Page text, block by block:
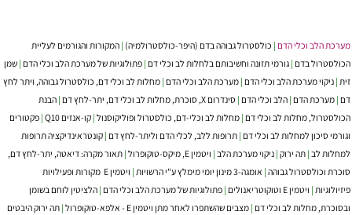
מערכת הלב וכלי הדם | כולסטרול גבוהה בדם (היפר-כולסטרולמיה) | המקורות והגורמים לעליית
הכולסטרול בדם | גורמי תזונה וחשיבותם בלחלות לב וכלי דם | פתולוגיות של מערכת הלב וכלי הדם | שמן
זית | ניקוי מערכת הלב וכלי הדם | מערכת הלב וכלי הדם | מחלות לב וכלי דם, כולסטרול גבוהה, ויתר לחץ
דם | מערכת הדם | הלב וכלי הדם | סינדרום X, סוכרת, מחלות לב וכלי דם, יתר-לחץ דם | הבנת
הכולסטרול, מחלות לב וכלי דם | מחלות לב וכלי-דם, כולסטרול ופוליקוסנול | קו-אנזים Q10 | פקטורים
וגורמי סיכון למחלות לב וכלי דם | תרופות ללב, לכלי הדם וליתר-לחץ דם | קונטראינדיקציה תרופות
למחלות לב | תה ירוק | ניקוי מערכת הלב | ויטמין E, מיקס-טוקופרול | תאור מקרה: דיאטה, יתר-לחץ דם,
סוכרת וכולסטרול גבוהה | אומגה-3 מינון יומי מימלץ ע"י הרשויות |
‏ויטמין E מקורות ופעילויות
פיזיולוגיות | ויטמין E וטוקוטריאנולים | פתולוגיות של מערכת הלב וכלי הדם | הלציטין לוחם בשומן
ובסוכרת, מחלות לב וכלי דם | מצבים שהשתפרו לאחר מתן ויטמין E - אלפא-טוקופרול | תה ירוק היבטים